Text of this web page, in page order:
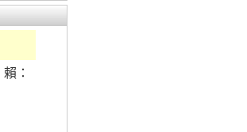
：